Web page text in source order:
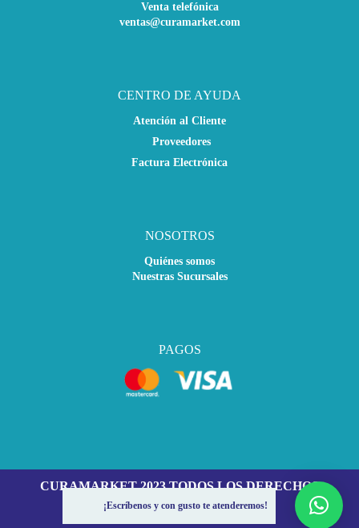
Venta telefónica
ventas@curamarket.com
CENTRO DE AYUDA
Atención al Cliente
Proveedores
Factura Electrónica
NOSOTROS
Quiénes somos
Nuestras Sucursales
PAGOS
CURAMARKET 2023 TODOS LOS DERECHOS
RESERVADOS
¡Escríbenos y con gusto te atenderemos!